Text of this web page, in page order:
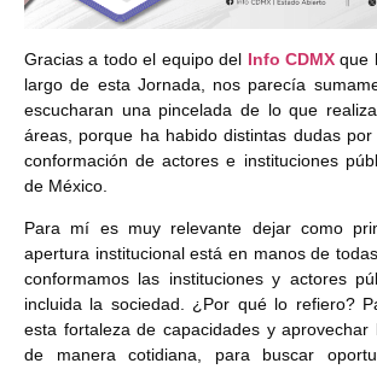
Gracias a todo el equipo del Info CDMXque
largo de esta Jornada, nos parecía
escucharan una pincelada de lo que
áreas, porque ha habido distintas dudas
conformación de actores e instituciones
de México.
Para mí es muy relevante dejar como
apertura institucional está en manos de
conformamos las instituciones y actores
incluida la sociedad. ¿Por qué lo refiero?
esta fortaleza de capacidades y aprovechar
de manera cotidiana, para buscar